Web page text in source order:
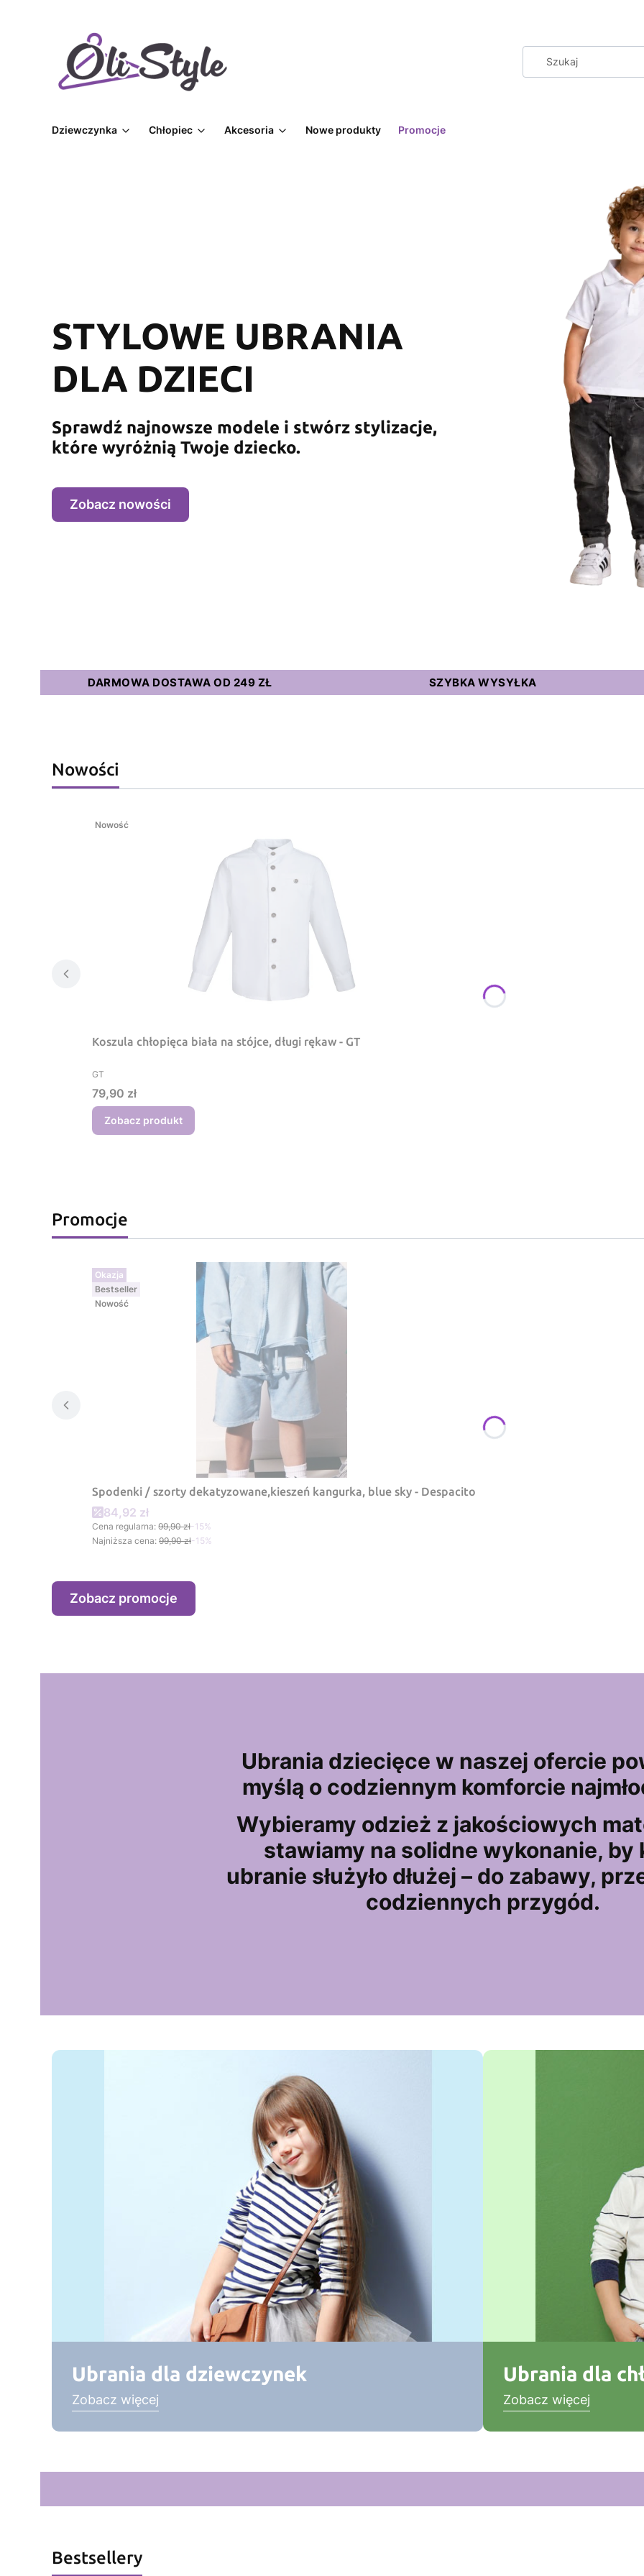
Dziewczynka Chłopiec Akcesoria Nowe produkty Promocje
STYLOWE UBRANIA
DLA DZIECI
Sprawdź najnowsze modele i stwórz stylizacje,
które wyróżnią Twoje dziecko.
Zobacz nowości
DARMOWA DOSTAWA OD 249 ZŁ SZYBKA WYSYŁKA
Nowości
Nowość
Koszula chłopięca biała na stójce, długi rękaw - GT
PRODUCENT
GT
Cena
79,90 zł
Zobacz produkt
Promocje
Okazja
Bestseller
Nowość
Spodenki / szorty dekatyzowane,kieszeń kangurka, blue sky - Despacito
Cena promocyjna
84,92 zł
Cena regularna: 99,90 zł-15%
Najniższa cena: 99,90 zł-15%
Zobacz promocje
Ubrania dziecięce w naszej ofercie
myślą o codziennym komforcie
Wybieramy odzież z jakościowych
stawiamy na solidne wykonanie, by
ubranie służyło dłużej – do zabawy,
codziennych przygód.
Ubrania dla dziewczynek
Zobacz więcej
Ubrania dla
Zobacz więcej
Bestsellery